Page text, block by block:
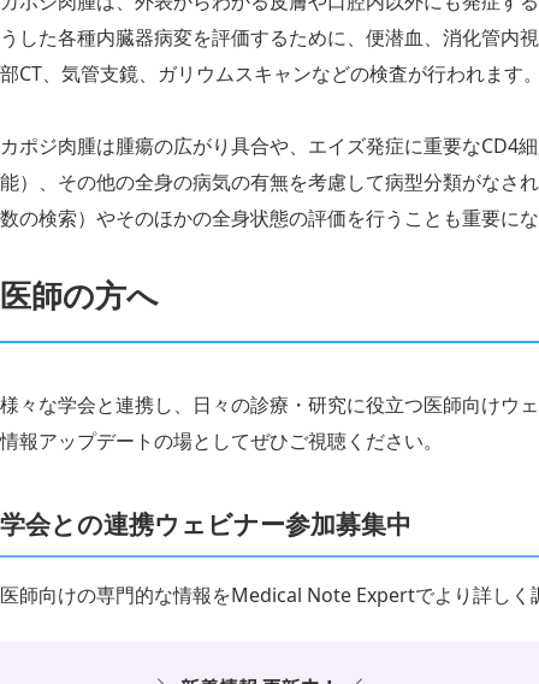
うした各種内臓器病変を評価するために、便潜血、消化管内
部CT、気管支鏡、ガリウムスキャンなどの検査が行われます
カポジ肉腫は腫瘍の広がり具合や、エイズ発症に重要なCD4
能）、その他の全身の病気の有無を考慮して病型分類がなさ
数の検索）やそのほかの全身状態の評価を行うことも重要に
医師の方へ
様々な学会と連携し、日々の診療・研究に役立つ医師向けウ
情報アップデートの場としてぜひご視聴ください。
学会との連携ウェビナー参加募集中
医師向けの専門的な情報をMedical Note Expertでより詳しく